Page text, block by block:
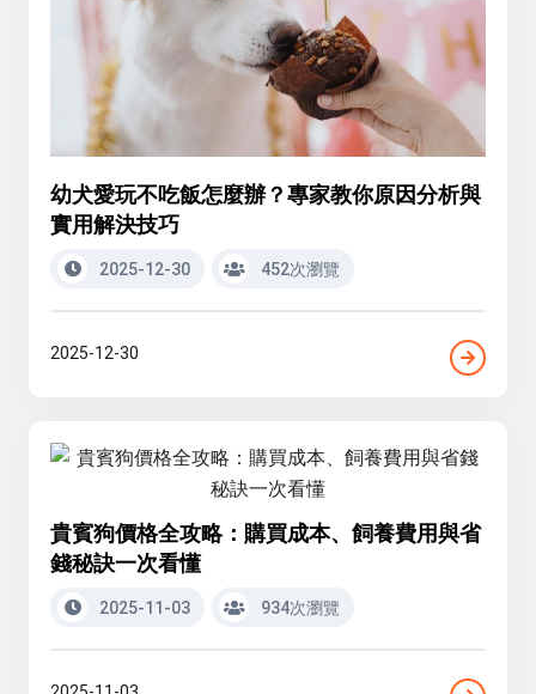
幼犬愛玩不吃飯怎麼辦？專家教你原因分析與
實用解決技巧
2025-12-30 452次瀏覽
2025-12-30
貴賓狗價格全攻略：購買成本、飼養費用與省
錢秘訣一次看懂
2025-11-03 934次瀏覽